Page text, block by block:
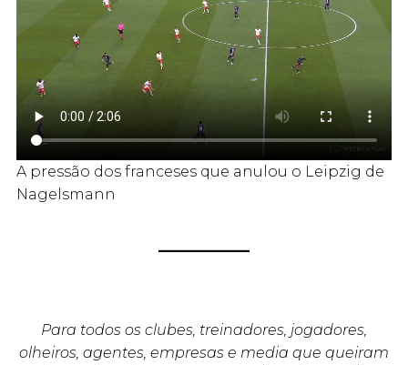
A pressão dos franceses que anulou o Leipzig de
Nagelsmann
Para todos os clubes, treinadores, jogadores,
olheiros, agentes, empresas e media que queiram